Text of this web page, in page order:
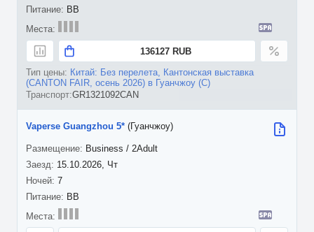
BB
136127 RUB
Китай: Без перелета, Кантонская выставка
(CANTON FAIR, осень 2026) в Гуанчжоу (С)
GR1321092CAN
15.10.2026, Чт
7
Vaperse Guangzhou 5* (Гуанчжоу)
Business / 2Adult
BB